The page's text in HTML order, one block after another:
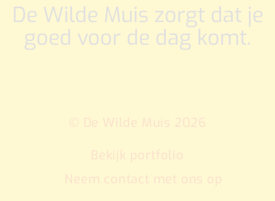
De Wilde Muis zorgt dat je
goed voor de dag komt.
© De Wilde Muis 2026
Bekijk portfolio
Neem contact met ons op